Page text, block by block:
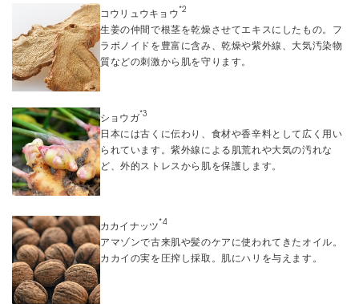
コウリュウキョウ*2
生姜の仲間で根茎を乾燥させてエキスにしたもの。フ
ラボノイドを豊富に含み、乾燥や紫外線、大気汚染物
質などの刺激から肌を守ります。
ショウガ*3
日本には古くに伝わり、食材や香辛料として広く用い
られています。紫外線による肌荒れや大気の汚れな
ど、外的ストレスから肌を保護します。
カカイナッツ*4
アマゾンで古来肌や髪のケアに使われてきたオイル。
カカイの実を圧搾し採取。肌にハリを与えます。